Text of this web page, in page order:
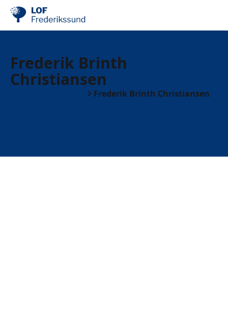
Frederik Brinth
Christiansen
Frederik Brinth Christiansen